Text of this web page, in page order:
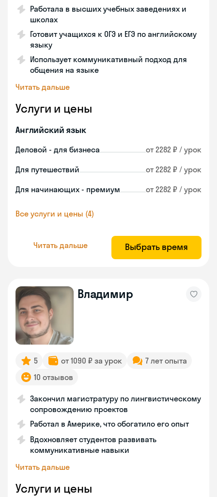
Работала в высших учебных заведениях и
школах
Готовит учащихся к ОГЭ и ЕГЭ по английскому
языку
Использует коммуникативный подход для
общения на языке
Читать дальше
Услуги и цены
Английский язык
Деловой - для бизнеса от 2282 ₽ / урок
Для путешествий от 2282 ₽ / урок
Для начинающих - премиум от 2282 ₽ / урок
Все услуги и цены (4)
Читать дальше Выбрать время
Владимир
5 от 1090 ₽ за урок
7 лет опыта
10 отзывов
Закончил магистратуру по лингвистическому
сопровождению проектов
Работал в Америке, что обогатило его опыт
Вдохновляет студентов развивать
коммуникативные навыки
Читать дальше
Услуги и цены